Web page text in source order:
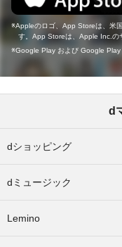
Appleのロゴ、App Storeは、米
す。App Storeは、Apple Inc.の
Google Play および Google Play
d
dショッピング
dミュージック
Lemino